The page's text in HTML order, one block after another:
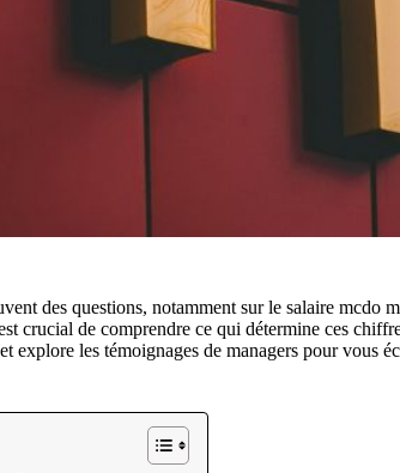
des questions, notamment sur le salaire mcdo
crucial de comprendre ce qui détermine ces
explore les témoignages de managers pour vous